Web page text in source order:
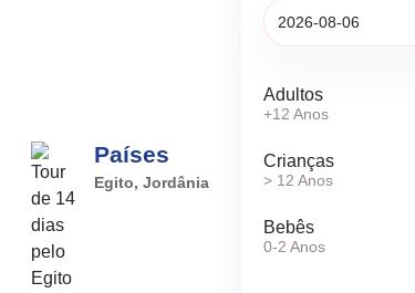
Países
Egito, Jordânia
Adultos
+12 Anos
Crianças
> 12 Anos
Bebês
0-2 Anos